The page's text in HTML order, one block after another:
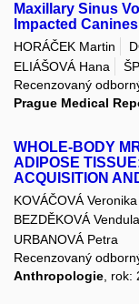
Maxillary Sinus
Impacted Canines
HORÁČEK Martin
ELIÁŠOVÁ Hana
Recenzovaný
Prague Medical
WHOLE-BODY
ADIPOSE
ACQUISITION
KOVÁČOVÁ Veronika
BEZDĚKOVÁ Vendula
URBANOVÁ Petra
Recenzovaný
Anthropologie ,